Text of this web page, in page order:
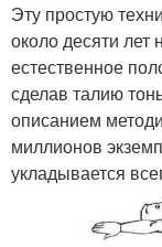
Эту простую
около десяти лет
естественное
сделав талию
описанием
миллионов
укладывается